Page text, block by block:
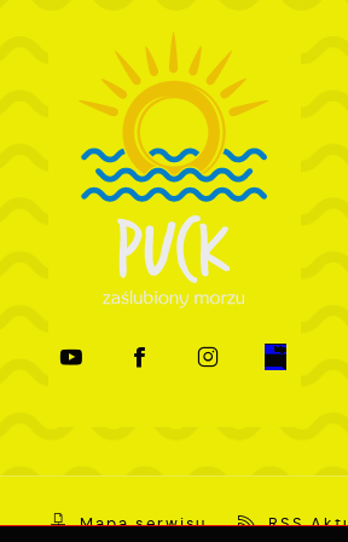
Mapa serwisu RSS